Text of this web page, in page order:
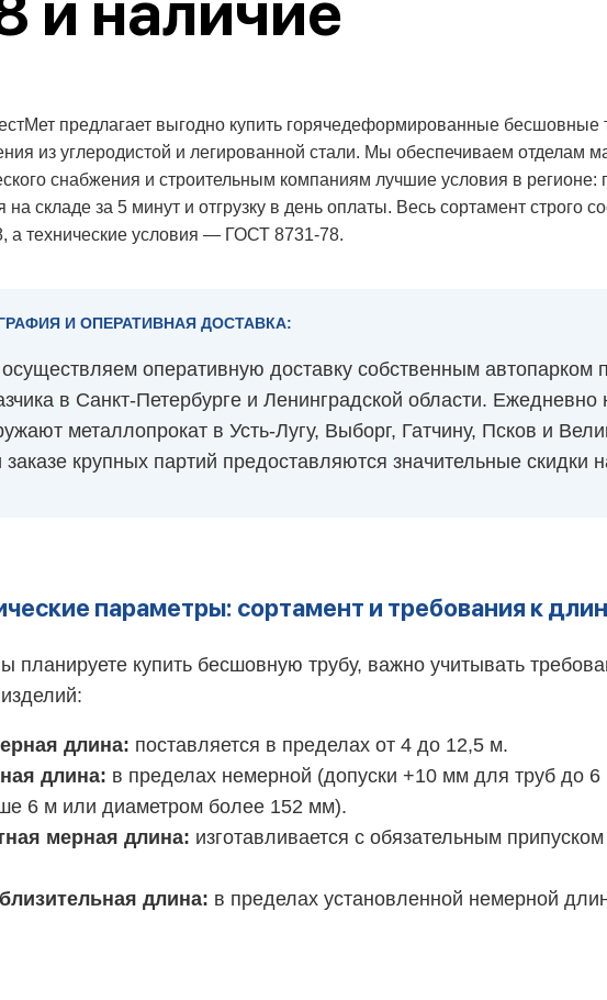
предлагает выгодно купить горячедеформированные бесшовные
из углеродистой и легированной стали. Мы обеспечиваем отделам
снабжения и строительным компаниям лучшие условия в регионе:
на складе за 5 минут и отгрузку в день оплаты. Весь сортамент строго
а технические условия — ГОСТ 8731-78.
И ОПЕРАТИВНАЯ ДОСТАВКА:
оперативную доставку собственным автопарком
в Санкт-Петербурге и Ленинградской области.
металлопрокат в Усть-Лугу, Выборг, Гатчину, Псков и
заказе крупных партий предоставляются значительные скидки
параметры: сортамент и требования к
планируете купить бесшовную трубу, важно учитывать
длина: поставляется в пределах от 4 до 12,5 м.
длина: в пределах немерной (допуски +10 мм для труб до
6 м или диаметром более 152 мм).
мерная длина: изготавливается с обязательным
длина: в пределах установленной немерной